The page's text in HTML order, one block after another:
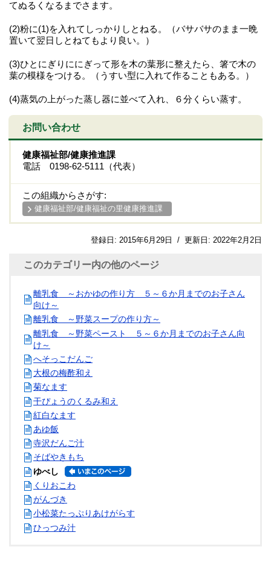
てぬるくなるまでさます。
(2)粉に(1)を入れてしっかりしとねる。（バサバサのまま一晩
置いて翌日しとねてもより良い。）
(3)ひとにぎりににぎって形を木の葉形に整えたら、箸で木の
葉の模様をつける。（うすい型に入れて作ることもある。）
(4)蒸気の上がった蒸し器に並べて入れ、６分くらい蒸す。
お問い合わせ
健康福祉部/健康推進課
電話 0198-62-5111（代表）
この組織からさがす:
健康福祉部/健康福祉の里健康推進課
登録日: 2015年6月29日 / 更新日: 2022年2月2日
このカテゴリー内の他のページ
離乳食 ～おかゆの作り方 ５～６か月までのお子さん
向け～
離乳食 ～野菜スープの作り方～
離乳食 ～野菜ペースト ５～６か月までのお子さん向
け～
へそっこだんご
大根の梅酢和え
菊なます
干ぴょうのくるみ和え
紅白なます
あゆ飯
寺沢だんご汁
そばやきもち
ゆべし
くりおこわ
がんづき
小松菜たっぷりあけがらす
ひっつみ汁